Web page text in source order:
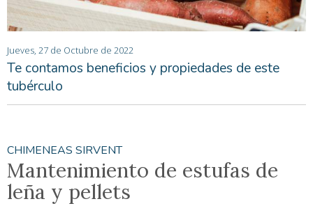
Jueves, 27 de Octubre de 2022
Te contamos beneficios y propiedades de este
tubérculo
CHIMENEAS SIRVENT
Mantenimiento de estufas de
leña y pellets